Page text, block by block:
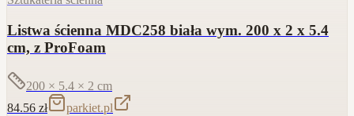
Listwa ścienna MDC258 biała wym. 200 x 2 x 5.4
cm, z ProFoam
200 × 5.4 × 2 cm
84.56 zł parkiet.pl